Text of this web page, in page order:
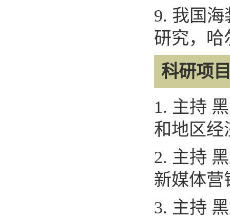
9. 我国海
研究，哈
科研项
1. 主持
和地区经
2. 主持
新媒体营
3. 主持